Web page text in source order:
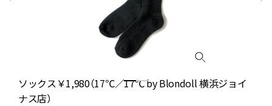
ソックス￥1,980（17℃／17℃ by Blondoll 横浜ジョイ
ナス店）